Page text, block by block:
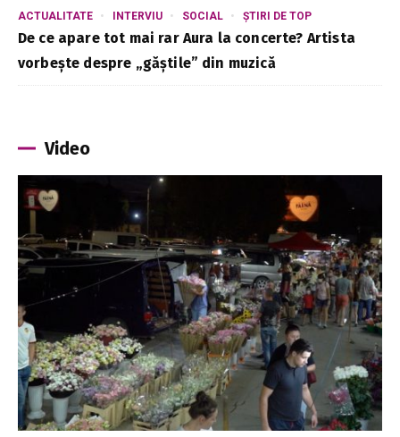
ACTUALITATE INTERVIU SOCIAL ȘTIRI DE TOP
De ce apare tot mai rar Aura la concerte? Artista
vorbește despre „găștile” din muzică
Video